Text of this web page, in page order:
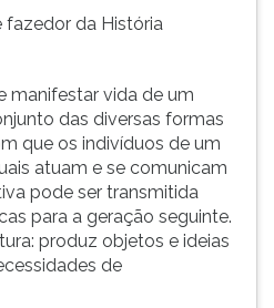
da História
manifestar vida de um
das diversas formas
que os indivíduos de um
atuam e se comunicam
pode ser transmitida
para a geração seguinte.
produz objetos e ideias
de